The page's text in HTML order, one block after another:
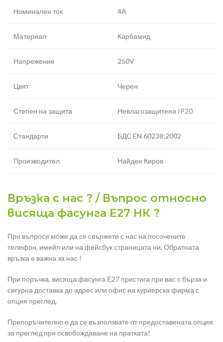
Номинален ток 4А
Материал Карбамид
Напрежение 250V
Цвят Черен
Степен на защита Невлагозащитена IP20
Стандарти БДС EN 60238:2002
Производител Найден Киров
Връзка с нас ? / Въпрос относно
висяща фасунга Е27 НК ?
При въпроси може да се свържете с нас на посочените
телефон, имейл или на фейсбук страницата ни. Обратната
връзка е важна за нас !
При поръчка, висяща фасунга Е27 пристига при вас с бърза и
сигурна доставка до адрес или офис на куриерска фирма с
опция преглед.
Препоръчително е да се възползвате от предоставената опция
за преглед при освобождаване на пратката!